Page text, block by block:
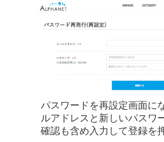
パスワードを再設定画面に
ルアドレスと新しいパスワ
確認も含め入力して登録を